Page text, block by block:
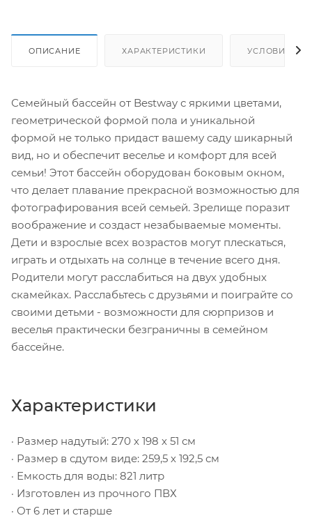
ОПИСАНИЕ ХАРАКТЕРИСТИКИ УСЛОВИЯ
Семейный бассейн от Bestway с яркими цветами,
геометрической формой пола и уникальной
формой не только придаст вашему саду шикарный
вид, но и обеспечит веселье и комфорт для всей
семьи! Этот бассейн оборудован боковым окном,
что делает плавание прекрасной возможностью для
фотографирования всей семьей. Зрелище поразит
воображение и создаст незабываемые моменты.
Дети и взрослые всех возрастов могут плескаться,
играть и отдыхать на солнце в течение всего дня.
Родители могут расслабиться на двух удобных
скамейках. Расслабьтесь с друзьями и поиграйте со
своими детьми - возможности для сюрпризов и
веселья практически безграничны в семейном
бассейне.
Характеристики
· Размер надутый: 270 х 198 х 51 см
· Размер в сдутом виде: 259,5 х 192,5 см
· Емкость для воды: 821 литр
· Изготовлен из прочного ПВХ
· От 6 лет и старше